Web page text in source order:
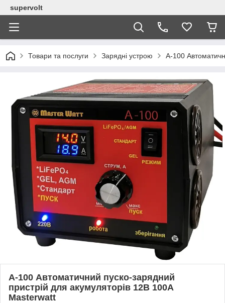
supervolt
Товари та послуги Зарядні устрою А-100
А-100 Автоматичний пуско-зарядний
пристрій для акумуляторів 12В 100А
Masterwatt